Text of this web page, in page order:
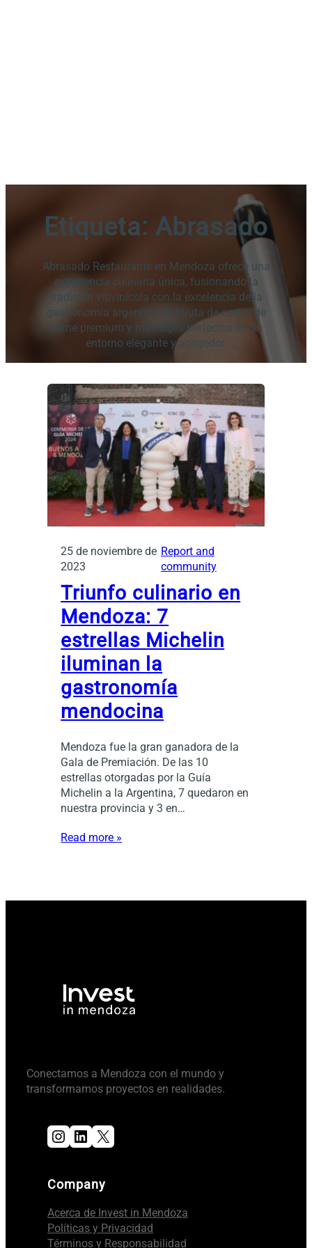
Etiqueta: Abrasado
Abrasado Restaurante en Mendoza ofrece una
experiencia culinaria única, fusionando la
tradición vitivinícola con la excelencia de la
gastronomía argentina. Disfruta de cortes de
carne premium y maridajes perfectos en un
entorno elegante y acogedor.
25 de noviembre de
2023
Report and
community
Triunfo culinario en
Mendoza: 7
estrellas Michelin
iluminan la
gastronomía
mendocina
Mendoza fue la gran ganadora de la
Gala de Premiación. De las 10
estrellas otorgadas por la Guía
Michelin a la Argentina, 7 quedaron en
nuestra provincia y 3 en…
Read more »
Conectamos a Mendoza con el mundo y
transformamos proyectos en realidades.
Instagram LinkedIn X
Company
Acerca de Invest in Mendoza
Políticas y Privacidad
Términos y Responsabilidad